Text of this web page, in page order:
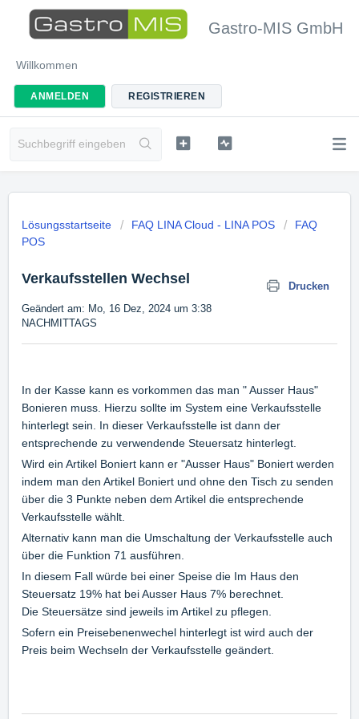
Gastro-MIS GmbH
Willkommen
ANMELDEN REGISTRIEREN
Lösungsstartseite FAQ LINA Cloud - LINA POS
FAQ
POS
Verkaufsstellen Wechsel
Drucken
Geändert am: Mo, 16 Dez, 2024 um 3:38
NACHMITTAGS
In der Kasse kann es vorkommen das man " Ausser Haus"
Bonieren muss. Hierzu sollte im System eine Verkaufsstelle
hinterlegt sein. In dieser Verkaufsstelle ist dann der
entsprechende zu verwendende Steuersatz hinterlegt.
Wird ein Artikel Boniert kann er "Ausser Haus" Boniert werden
indem man den Artikel Boniert und ohne den Tisch zu senden
über die 3 Punkte neben dem Artikel die entsprechende
Verkaufsstelle wählt.
Alternativ kann man die Umschaltung der Verkaufsstelle auch
über die Funktion 71 ausführen.
In diesem Fall würde bei einer Speise die Im Haus den
Steuersatz 19% hat bei Ausser Haus 7% berechnet.
Die Steuersätze sind jeweils im Artikel zu pflegen.
Sofern ein Preisebenenwechel hinterlegt ist wird auch der
Preis beim Wechseln der Verkaufsstelle geändert.